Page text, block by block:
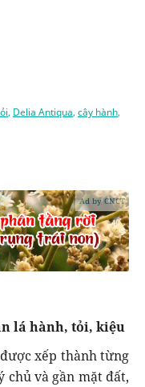
, Delia Antiqua, cây hành,
Ad by CNCT
lá hành, tỏi, kiệu
xếp thành từng
chủ và gần mặt đất,